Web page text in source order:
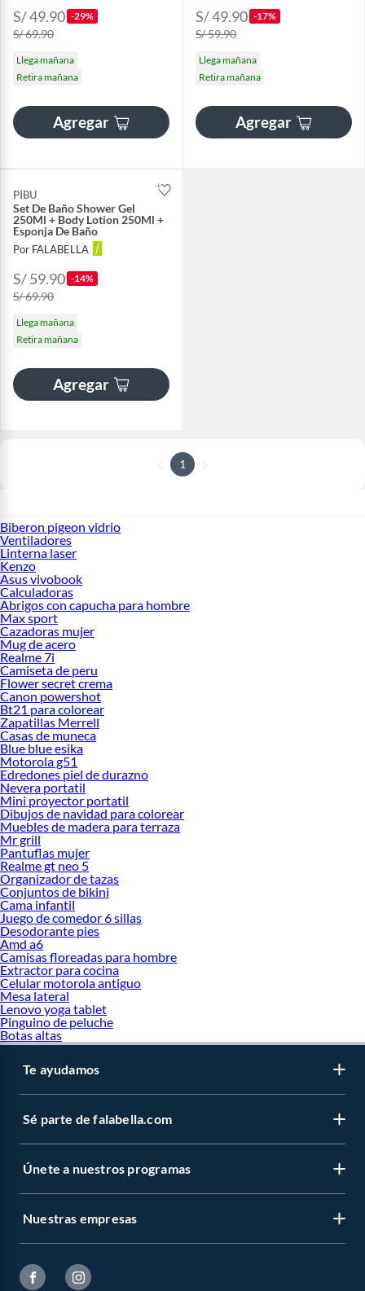
S/ 49.90 -29%
S/ 69.90
Llega mañana
Retira mañana
Agregar
S/ 49.90 -17%
S/ 59.90
Llega mañana
Retira mañana
Agregar
PIBU
Set De Baño Shower Gel
250Ml + Body Lotion 250Ml +
Esponja De Baño
Por FALABELLA
S/ 59.90 -14%
S/ 69.90
Llega mañana
Retira mañana
Agregar
1
Biberon pigeon vidrio
Ventiladores
Linterna laser
Kenzo
Asus vivobook
Calculadoras
Abrigos con capucha para hombre
Max sport
Cazadoras mujer
Mug de acero
Realme 7i
Camiseta de peru
Flower secret crema
Canon powershot
Bt21 para colorear
Zapatillas Merrell
Casas de muneca
Blue blue esika
Motorola g51
Edredones piel de durazno
Nevera portatil
Mini proyector portatil
Dibujos de navidad para colorear
Muebles de madera para terraza
Mr grill
Pantuflas mujer
Realme gt neo 5
Organizador de tazas
Conjuntos de bikini
Cama infantil
Juego de comedor 6 sillas
Desodorante pies
Amd a6
Camisas floreadas para hombre
Extractor para cocina
Celular motorola antiguo
Mesa lateral
Lenovo yoga tablet
Pinguino de peluche
Botas altas
Te ayudamos
Sé parte de falabella.com
Únete a nuestros programas
Nuestras empresas